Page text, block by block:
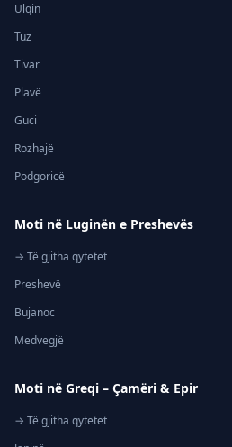
Ulqin
Tuz
Tivar
Plavë
Guci
Rozhajë
Podgoricë
Moti në Luginën e Preshevës
→ Të gjitha qytetet
Preshevë
Bujanoc
Medvegjë
Moti në Greqi – Çamëri & Epir
→ Të gjitha qytetet